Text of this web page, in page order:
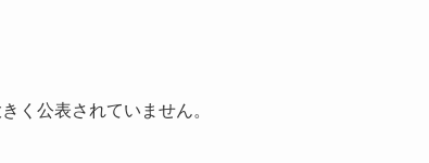
く公表されていません。